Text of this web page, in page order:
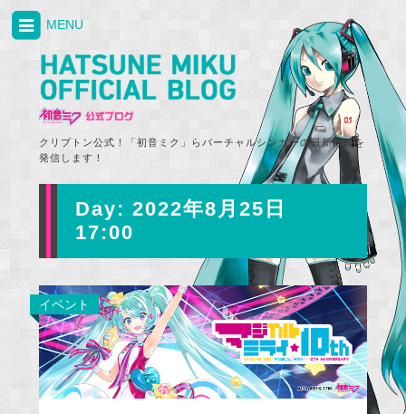
クリプトン公式！「初音ミク」らバーチャルシンガーの最新情報を
発信します！
MENU
Day: 2022年8月25日
17:00
イベント